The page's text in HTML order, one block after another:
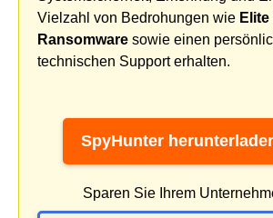
Vielzahl von Bedrohungen wie
Ransomware sowie einen
technischen Support erhalten.
SpyHunter
Sparen Sie Ihrem